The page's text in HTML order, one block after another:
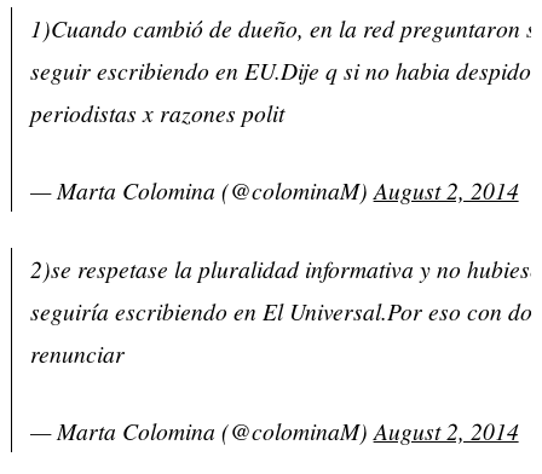
1)Cuando cambió de dueño, en la red preguntaron
seguir escribiendo en EU.Dije q si no habia
periodistas x razones polit
— Marta Colomina (@colominaM)August 2, 2014
2)se respetase la pluralidad informativa y no
seguiría escribiendo en El Universal.Por eso con
renunciar
— Marta Colomina (@colominaM) August 2, 2014